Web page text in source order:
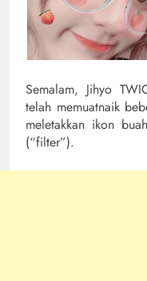
Semalam, Jihyo
telah memuatnaik
meletakkan ikon
(“filter”).